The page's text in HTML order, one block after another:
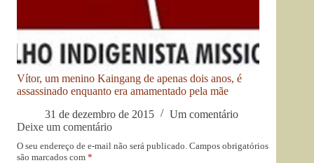
Vítor, um menino Kaingang de apenas dois anos, é
assassinado enquanto era amamentado pela mãe
31 de dezembro de 2015
Um comentário
Deixe um comentário
O seu endereço de e-mail não será publicado. Campos obrigatórios
são marcados com *